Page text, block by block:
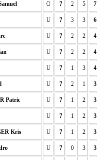
O 7 2 5 7
U 7 3 3 6
U 7 2 2 4
U 7 2 2 4
U 7 1 3 4
U 7 2 1 3
Patric U 7 1 2 3
U 7 1 2 3
Kris U 7 1 2 3
U 7 0 3 3